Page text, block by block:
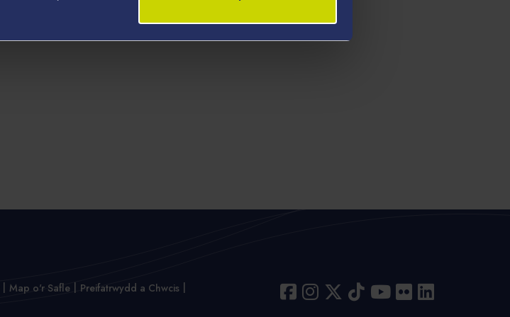
Map o'r Safle Preifatrwydd a Chwcis